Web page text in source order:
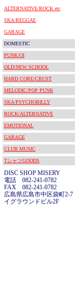
ALTERNATIVE/ROCK etc
SKA/REGGAE
GARAGE
DOMESTIC
PUNK/OI
OLD/NEW SCHOOL
HARD CORE/CRUST
MELODIC/POP PUNK
SKA/PSYCHOBILLY
ROCK/ALTERNATIVE
EMOTIONAL
GARAGE
CLUB MUSIC
TシャツGOODS
DISC SHOP MISERY
電話 082-241-0782
FAX 082-241-0782
広島県広島市中区袋町2-7
イグラウンドビル2F